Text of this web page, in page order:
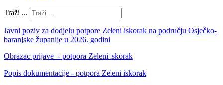
Traži ...
Javni poziv za dodjelu potpore Zeleni iskorak na području Osječko-
baranjske županije u 2026. godini
Obrazac prijave - potpora Zeleni iskorak
Popis dokumentacije - potpora Zeleni iskorak